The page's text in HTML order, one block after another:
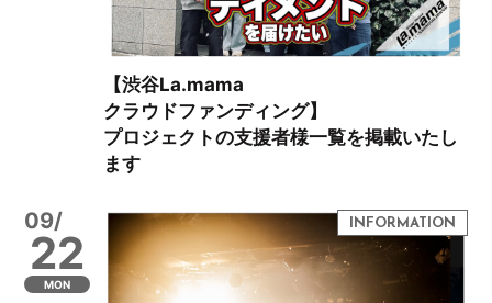
【渋谷La.mama
クラウドファンディング】
プロジェクトの支援者様一覧を掲載いたし
ます
09/
22
MON